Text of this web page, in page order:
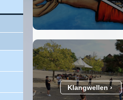
Klangwellen